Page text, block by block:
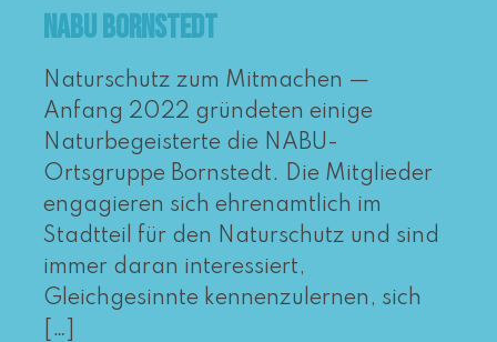
NABU Bornstedt
Naturschutz zum Mitmachen —
Anfang 2022 grün­de­ten eini­ge
Naturbegeisterte die NABU-
Ortsgruppe Bornstedt. Die Mitglieder
enga­gie­ren sich ehren­amt­lich im
Stadtteil für den Naturschutz und sind
immer dar­an inter­es­siert,
Gleichgesinnte ken­nen­zu­ler­nen, sich
[…]